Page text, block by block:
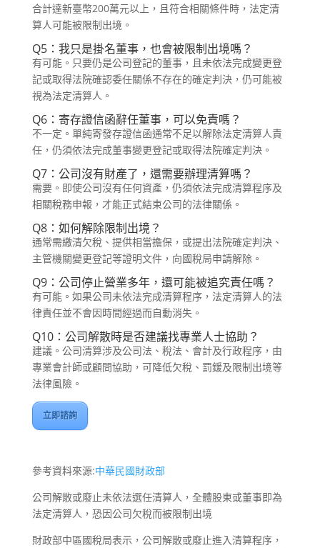
合計達新臺幣200萬元以上，且符合相關條件時，法定清
算人可能被限制出境。
Q5：我只是掛名董事，也會被限制出境嗎？
有可能。只要仍是公司登記的董事，且未依法完成變更登
記或取得法院確認委任關係不存在的確定判決，仍可能被
視為法定清算人。
Q6：寄存證信函辭任董事，可以免責嗎？
不一定。單純寄發存證信函通常不足以解除法定清算人責
任，仍須依法完成董事變更登記或取得法院確定判決。
Q7：公司沒有財產了，還需要辦理清算嗎？
需要。即使公司沒有任何資產，仍須依法完成清算程序及
相關稅務申報，才能正式結束公司的法律關係。
Q8：如何解除限制出境？
通常需繳清欠稅、提供相當擔保，或提出法院確定判決、
主管機關變更登記等證明文件，向國稅局申請解除。
Q9：公司停止營業多年，還可能被追究責任嗎？
有可能。如果公司未依法完成清算程序，法定清算人的法
律責任並不會因時間經過而自動消失。
Q10：公司解散時是否建議找專業人士協助？
建議。公司清算涉及公司法、稅法、會計及行政程序，由
專業會計師或顧問協助，可降低欠稅、罰鍰及限制出境等
法律風險。
立即諮詢
參考資料來源:中華民國財政部
公司解散或廢止未依法選任清算人，全體股東或董事即為
法定清算人，恐因公司欠稅而被限制出境
財政部中區國稅局表示，公司解散或廢止進入清算程序，